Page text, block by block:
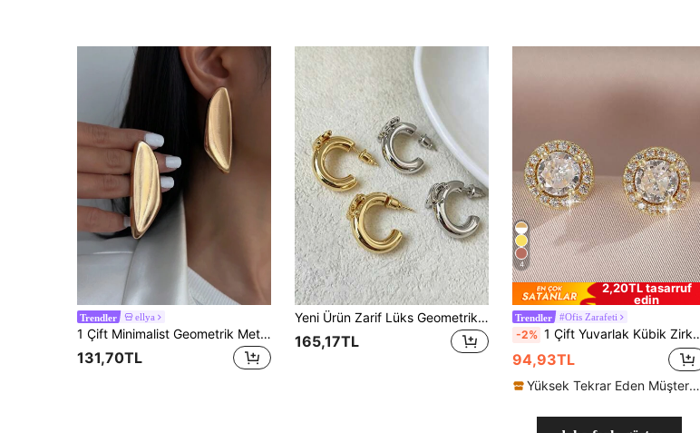
Trendler ellya
1 Çift Minimalist Geometrik Metal Altın ve Gümüş Küpe, Vintage Stil Kalın Takı, Kadınların Günlük Kıyafetlerine Uygun Aksesuar Seti
131,70TL
Yeni Ürün Zarif Lüks Geometrik Harf Tasarımlı Kadın Küpeleri
165,17TL
4
2,20TL tasarruf
edin
Trendler #Ofis Zarafeti
-2% 1 Çift Yuvarlak Kübik Zirkon Taşlı Çivi Küpe, Kadınlar İçin Uygun, Gelinlik ile Kombinlenebilir, Randevu Hediyesi
94,93TL
Yüksek Tekrar Eden Müşteriler